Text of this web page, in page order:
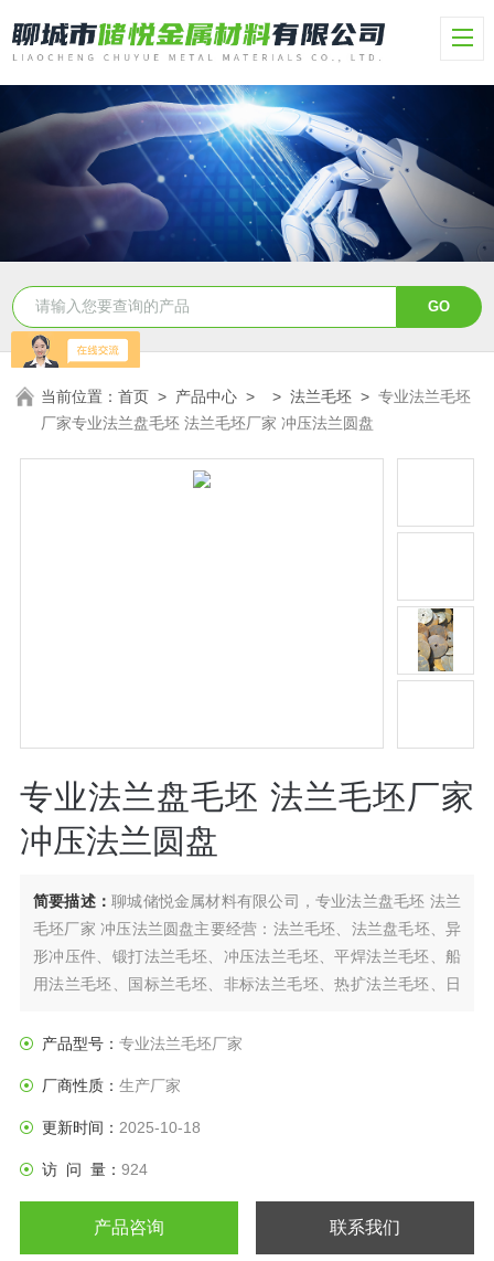
当前位置：首页 > 产品中心 > >法兰毛坯 >专业法兰毛坯
厂家专业法兰盘毛坯 法兰毛坯厂家 冲压法兰圆盘
专业法兰盘毛坯 法兰毛坯厂家
冲压法兰圆盘
简要描述：聊城储悦金属材料有限公司，专业法兰盘毛坯 法兰
毛坯厂家 冲压法兰圆盘主要经营：法兰毛坯、法兰盘毛坯、异
形冲压件、锻打法兰毛坯、冲压法兰毛坯、平焊法兰毛坯、船
用法兰毛坯、国标兰毛坯、非标法兰毛坯、热扩法兰毛坯、日
产品型号： 专业法兰毛坯厂家
厂商性质： 生产厂家
更新时间： 2025-10-18
访 问 量： 924
产品咨询 联系我们